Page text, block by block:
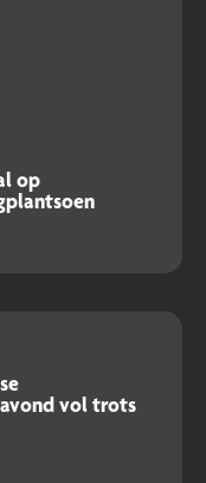
op
vol trots